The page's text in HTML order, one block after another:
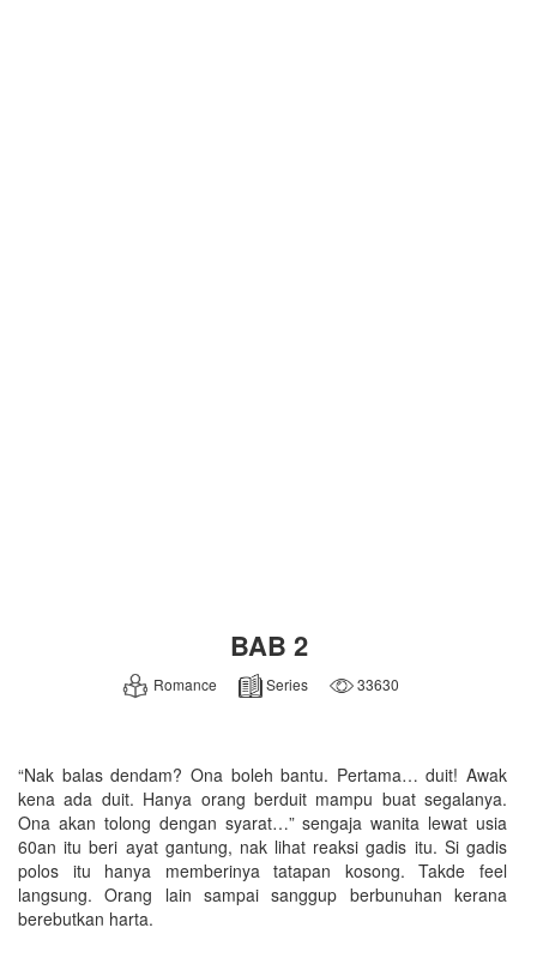
BAB 2
Romance Series 33630
“Nak balas dendam? Ona boleh bantu. Pertama… duit! Awak
kena ada duit. Hanya orang berduit mampu buat segalanya.
Ona akan tolong dengan syarat…” sengaja wanita lewat usia
60an itu beri ayat gantung, nak lihat reaksi gadis itu. Si gadis
polos itu hanya memberinya tatapan kosong. Takde feel
langsung. Orang lain sampai sanggup berbunuhan kerana
berebutkan harta.